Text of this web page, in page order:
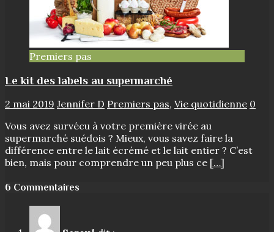
Premiers pas
Le kit des labels au supermarché
2 mai 2019 Jennifer D Premiers pas, Vie quotidienne 0
Vous avez survécu à votre première virée au
supermarché suédois ? Mieux, vous savez faire la
différence entre le lait écrémé et le lait entier ? C’est
bien, mais pour comprendre un peu plus ce […]
6 Commentaires